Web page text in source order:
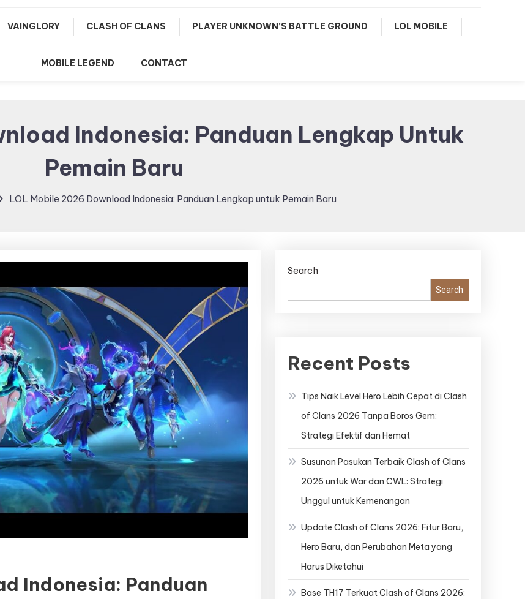
VAINGLORY CLASH OF CLANS PLAYER UNKNOWN’S BATTLE GROUND LOL MOBILE
MOBILE LEGEND CONTACT
Indonesia: Panduan Lengkap Untuk
Pemain Baru
LOL Mobile 2026 Download Indonesia: Panduan Lengkap untuk Pemain Baru
Indonesia: Panduan
Search
Search
Recent Posts
Tips Naik Level Hero Lebih Cepat di Clash
of Clans 2026 Tanpa Boros Gem:
Strategi Efektif dan Hemat
Susunan Pasukan Terbaik Clash of Clans
2026 untuk War dan CWL: Strategi
Unggul untuk Kemenangan
Update Clash of Clans 2026: Fitur Baru,
Hero Baru, dan Perubahan Meta yang
Harus Diketahui
Base TH17 Terkuat Clash of Clans 2026: